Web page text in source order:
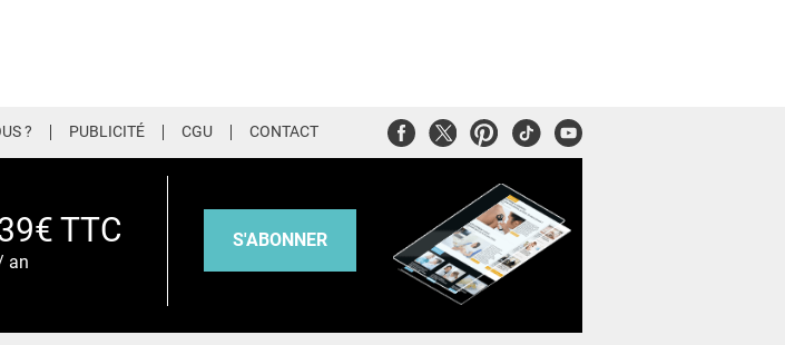
? PUBLICITÉ CGU CONTACT FacebookTwitterPinterest
TiktokYoutube
TTC
an
S'ABONNER